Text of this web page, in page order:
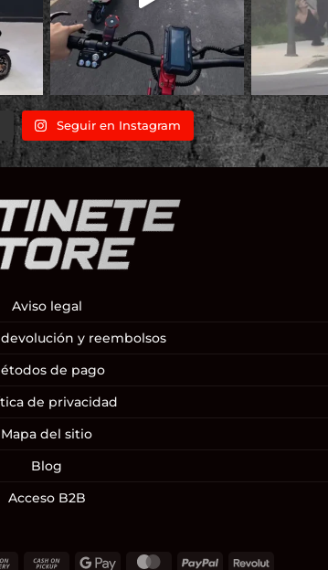
Seguir en Instagram
Aviso legal
y reembolsos
de pago
de privacidad
Mapa del sitio
Blog
Acceso B2B
Cash Cash Google MasterCardPayPal Revolut